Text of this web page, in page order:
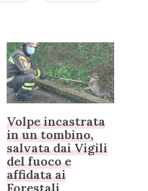
Volpe incastrata
in un tombino,
salvata dai Vigili
del fuoco e
affidata ai
Forestali